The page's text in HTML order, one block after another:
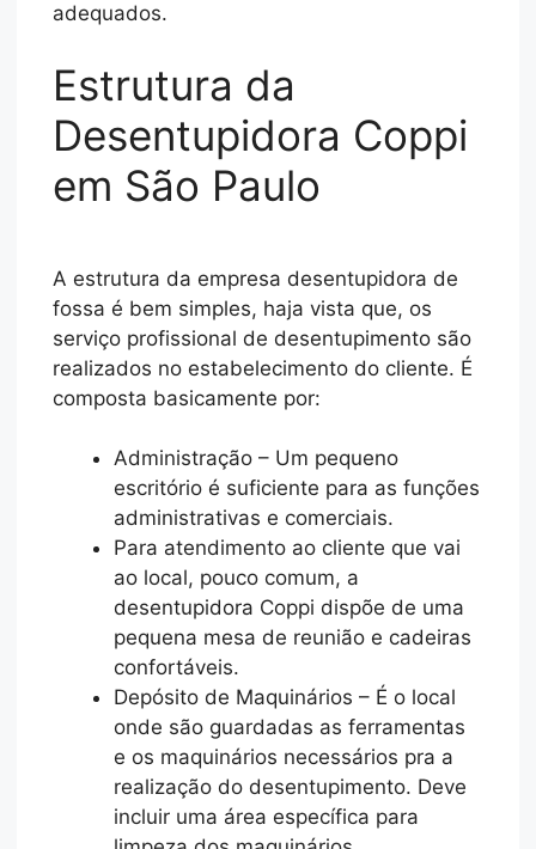
adequados.
Estrutura da
Desentupidora Coppi
em São Paulo
A estrutura da empresa desentupidora de
fossa é bem simples, haja vista que, os
serviço profissional de desentupimento são
realizados no estabelecimento do cliente. É
composta basicamente por:
Administração – Um pequeno
escritório é suficiente para as funções
administrativas e comerciais.
Para atendimento ao cliente que vai
ao local, pouco comum, a
desentupidora Coppi dispõe de uma
pequena mesa de reunião e cadeiras
confortáveis.
Depósito de Maquinários – É o local
onde são guardadas as ferramentas
e os maquinários necessários pra a
realização do desentupimento. Deve
incluir uma área específica para